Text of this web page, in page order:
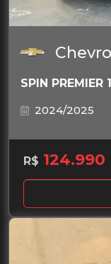
SPIN
2024/2025
R$ 124.990